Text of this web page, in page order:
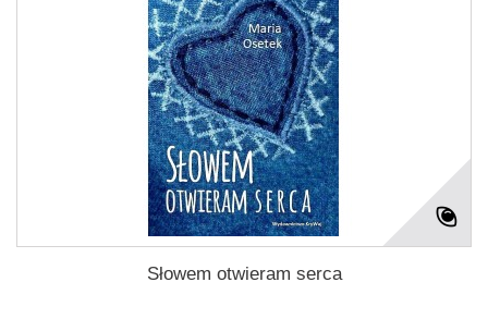
Słowem otwieram serca